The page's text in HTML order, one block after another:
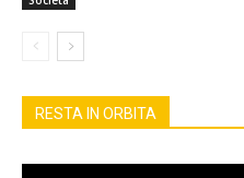
RESTA IN ORBITA